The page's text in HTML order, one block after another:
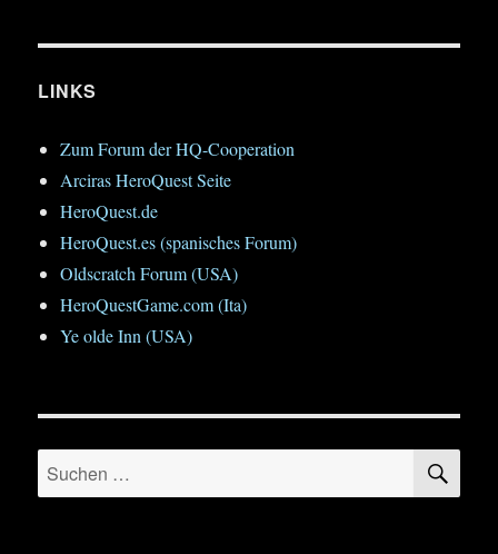
LINKS
Zum Forum der HQ-Cooperation
Arciras HeroQuest Seite
HeroQuest.de
HeroQuest.es (spanisches Forum)
Oldscratch Forum (USA)
HeroQuestGame.com (Ita)
Ye olde Inn (USA)
Suchen
nach: